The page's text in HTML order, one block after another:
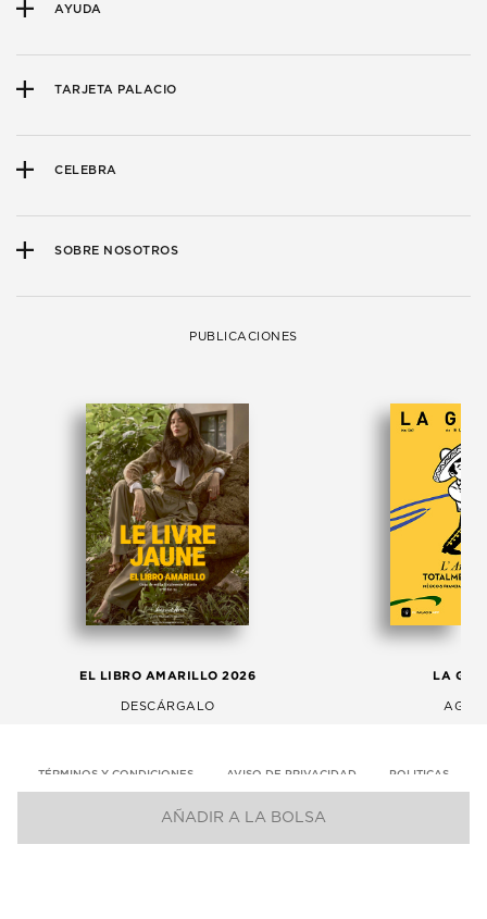
AÑADIR A LA BOLSA
AYUDA
TARJETA PALACIO
CELEBRA
SOBRE NOSOTROS
PUBLICACIONES
EL LIBRO AMARILLO 2026
DESCÁRGALO
LA
TÉRMINOS Y CONDICIONES AVISO DE PRIVACIDAD POLITICAS